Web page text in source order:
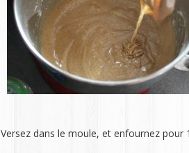
Versez dans le moule, et enfournez pour